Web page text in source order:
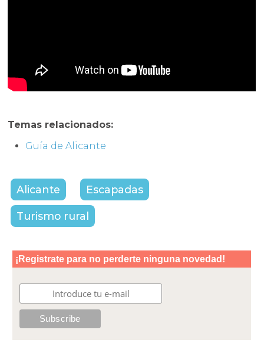
Temas relacionados:
Guía de Alicante
Alicante Escapadas
Turismo rural